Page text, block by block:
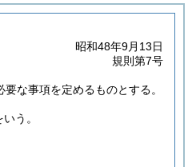
昭和48年9月13日
規則第7号
な事項を定めるものとする。
う。